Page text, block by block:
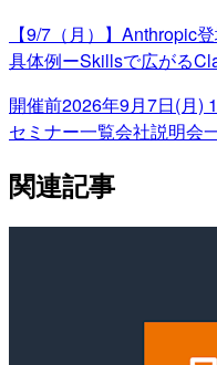
【9/7（月）】Anthropic
具体例ーSkillsで広がる
開催前2026年9月7日(月)
セミナー一覧会社説明会
関連記事